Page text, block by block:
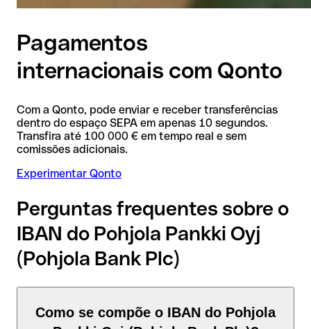
Pagamentos
internacionais com Qonto
Com a Qonto, pode enviar e receber transferências
dentro do espaço SEPA em apenas 10 segundos.
Transfira até 100 000 € em tempo real e sem
comissões adicionais.
Experimentar Qonto
Perguntas frequentes sobre o
IBAN do Pohjola Pankki Oyj
(Pohjola Bank Plc)
Como se compõe o IBAN do Pohjola